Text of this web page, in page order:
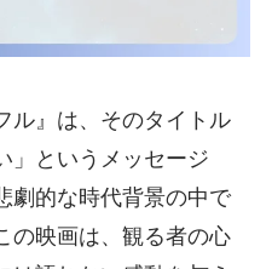
ル』は、そのタイトル
」というメッセージ
劇的な時代背景の中で
の映画は、観る者の心